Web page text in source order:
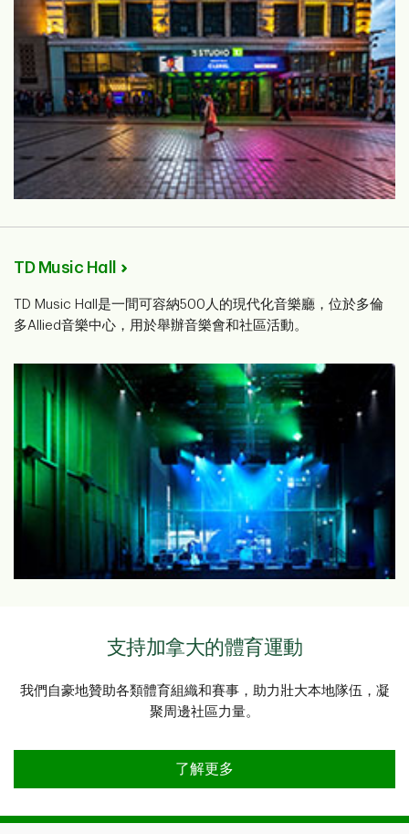
TD Music Hall
TD Music Hall是一間可容納500人的現代化音樂廳，位於多倫
多Allied音樂中心，用於舉辦音樂會和社區活動。
支持加拿大的體育運動
我們自豪地贊助各類體育組織和賽事，助力壯大本地隊伍，凝
聚周邊社區力量。
支持加拿大的體育運動
了解更多